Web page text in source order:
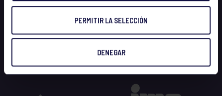
PERMITIR LA SELECCIÓN
DENEGAR